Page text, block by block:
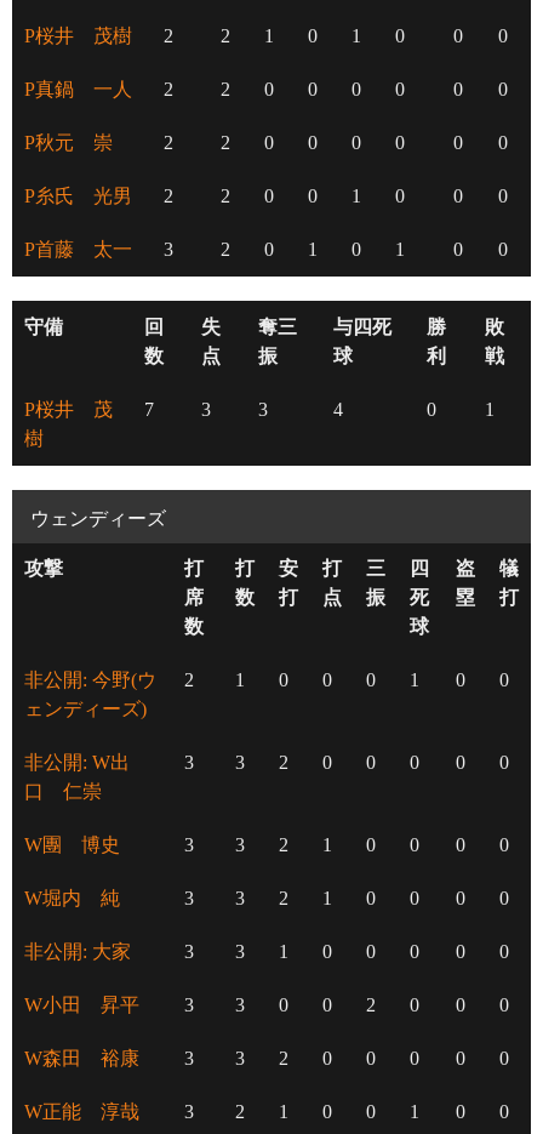
P桜井 茂樹 2 2 1 0 1 0 0 0
P真鍋 一人 2 2 0 0 0 0 0 0
P秋元 崇 2 2 0 0 0 0 0 0
P糸氏 光男 2 2 0 0 1 0 0 0
P首藤 太一 3 2 0 1 0 1 0 0
守備
回
数
失
点
奪三
振
与四死
球
勝
利
敗
戦
P桜井 茂
樹
7 3 3 4 0 1
ウェンディーズ
攻撃
打
席
数
打
数
安
打
打
点
三
振
四
死
球
盗
塁
犠
打
非公開: 今野(ウ
ェンディーズ)
2 1 0 0 0 1 0 0
非公開: W出
口 仁崇
3 3 2 0 0 0 0 0
W團 博史 3 3 2 1 0 0 0 0
W堀内 純 3 3 2 1 0 0 0 0
非公開: 大家 3 3 1 0 0 0 0 0
W小田 昇平 3 3 0 0 2 0 0 0
W森田 裕康 3 3 2 0 0 0 0 0
W正能 淳哉 3 2 1 0 0 1 0 0